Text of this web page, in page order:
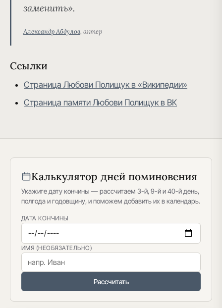
заменить».
Александр Абдулов, актер
Ссылки
Страница Любови Полищук в «Википедии»
Страница памяти Любови Полищук в ВК
Калькулятор дней поминовения
Укажите дату кончины — рассчитаем 3-й, 9-й и 40-й день,
полгода и годовщину, и поможем добавить их в календарь.
ДАТА КОНЧИНЫ
ИМЯ (НЕОБЯЗАТЕЛЬНО)
Рассчитать